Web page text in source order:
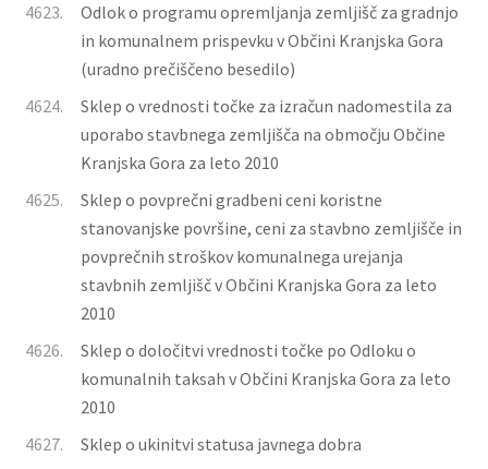
4623.
Odlok o programu opremljanja zemljišč za gradnjo
in komunalnem prispevku v Občini Kranjska Gora
(uradno prečiščeno besedilo)
4624.
Sklep o vrednosti točke za izračun nadomestila za
uporabo stavbnega zemljišča na območju Občine
Kranjska Gora za leto 2010
4625.
Sklep o povprečni gradbeni ceni koristne
stanovanjske površine, ceni za stavbno zemljišče in
povprečnih stroškov komunalnega urejanja
stavbnih zemljišč v Občini Kranjska Gora za leto
2010
4626.
Sklep o določitvi vrednosti točke po Odloku o
komunalnih taksah v Občini Kranjska Gora za leto
2010
4627.
Sklep o ukinitvi statusa javnega dobra